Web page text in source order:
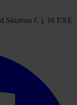
Sázavou č. j. 16 EXE